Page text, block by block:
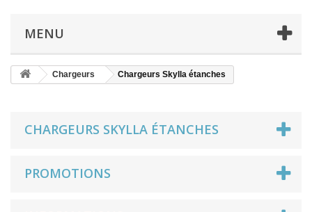
MENU
Chargeurs Chargeurs Skylla étanches
CHARGEURS SKYLLA ÉTANCHES
PROMOTIONS